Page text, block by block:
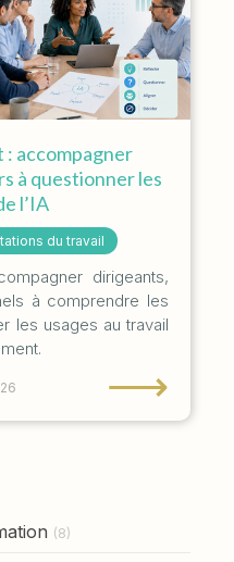
: accompagner
à questionner les
l’IA
du travail
dirigeants,
à comprendre les
les usages au travail
⟶
(8)